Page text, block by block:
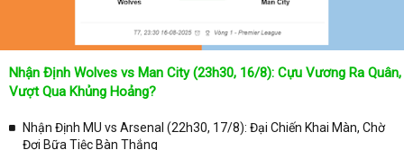
để cập nhật thông tin chính xác nhất nhé!
Lịch thi đấu được cập nhật chính xác trong toàn bộ các giải
Tại Lịch Thi Đấu của chuyên trang kqbongda.net
sẽ cập nhanh
chóng và chính xác nhất thời gian từng trận đấu bóng đá diễn ra ở
trong từng giải đấu như:
Nhận Định Wolves vs Man City (23h30, 16/8): Cựu Vương Ra Quân,
Vượt Qua Khủng Hoảng?
Nhận Định MU vs Arsenal (22h30, 17/8): Đại Chiến Khai Màn, Chờ
Đợi Bữa Tiệc Bàn Thắng